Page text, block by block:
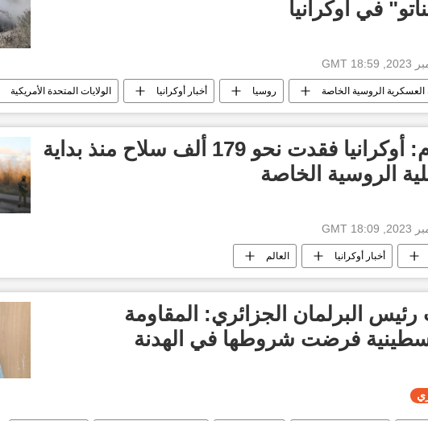
في أوكرانيا
العسكرية الروسية الخاصة روسيا أخبار أوكرانيا الولايات المتحدة الأمريكية
أخبار العالم الآن
إعلام: أوكرانيا فقدت نحو 179 ألف سلاح منذ بداية
الروسية الخاصة
أخبار أوكرانيا العالم
رئيس البرلمان الجزائري: المقاومة
فرضت شروطها في الهدنة